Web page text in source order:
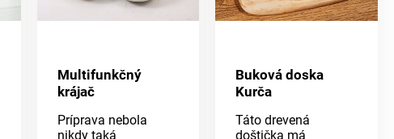
Multifunkčný
krájač
Príprava nebola
nikdy taká
Buková doska
Kurča
Táto drevená
doštička má